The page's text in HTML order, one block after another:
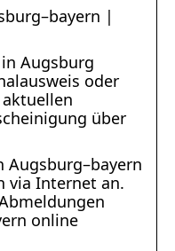
|
Augsburg
oder
über
Augsburg–bayern
via Internet an.
online